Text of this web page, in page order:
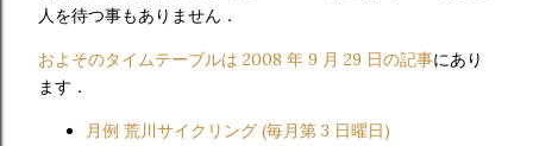
人を待つ事もありません．
およそのタイムテーブルは 2008 年 9 月 29 日の記事にあり
ます．
月例 荒川サイクリング (毎月第 3 日曜日)